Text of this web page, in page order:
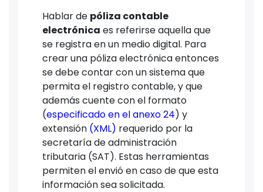
Hablar de póliza contable
electrónica es referirse aquella que
se registra en un medio digital. Para
crear una póliza electrónica entonces
se debe contar con un sistema que
permita el registro contable, y que
además cuente con el formato
(especificado en el anexo 24) y
extensión (XML) requerido por la
secretaría de administración
tributaria (SAT). Estas herramientas
permiten el envió en caso de que esta
información sea solicitada.